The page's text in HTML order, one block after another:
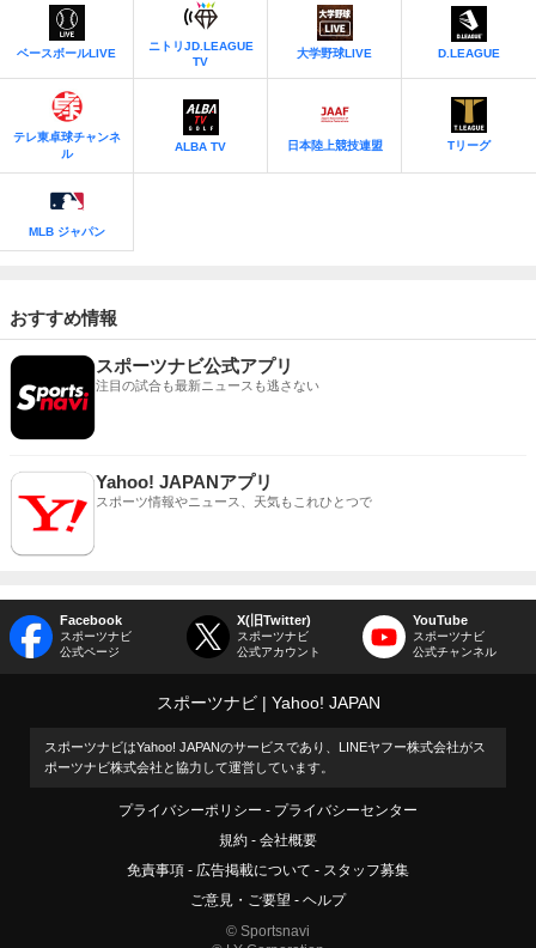
ニトリJD.LEAGUE TV
ベースボールLIVE
ニトリJD.LEAGUE
TV
大学野球LIVE D.LEAGUE
テレ東卓球チャンネ
ル
ALBA TV 日本陸上競技連盟 Tリーグ
MLB ジャパン
おすすめ情報
スポーツナビ公式アプリ
注目の試合も最新ニュースも逃さない
Yahoo! JAPANアプリ
スポーツ情報やニュース、天気もこれひとつで
Facebook
スポーツナビ
公式ページ
X(旧Twitter)
スポーツナビ
公式アカウント
YouTube
スポーツナビ
公式チャンネル
スポーツナビ Yahoo! JAPAN
スポーツナビはYahoo! JAPANのサービスであり、LINEヤフー株式会社がス
ポーツナビ株式会社と協力して運営しています。
プライバシーポリシー
プライバシーセンター
規約
会社概要
免責事項
広告掲載について
スタッフ募集
ご意見・ご要望
ヘルプ
© Sportsnavi